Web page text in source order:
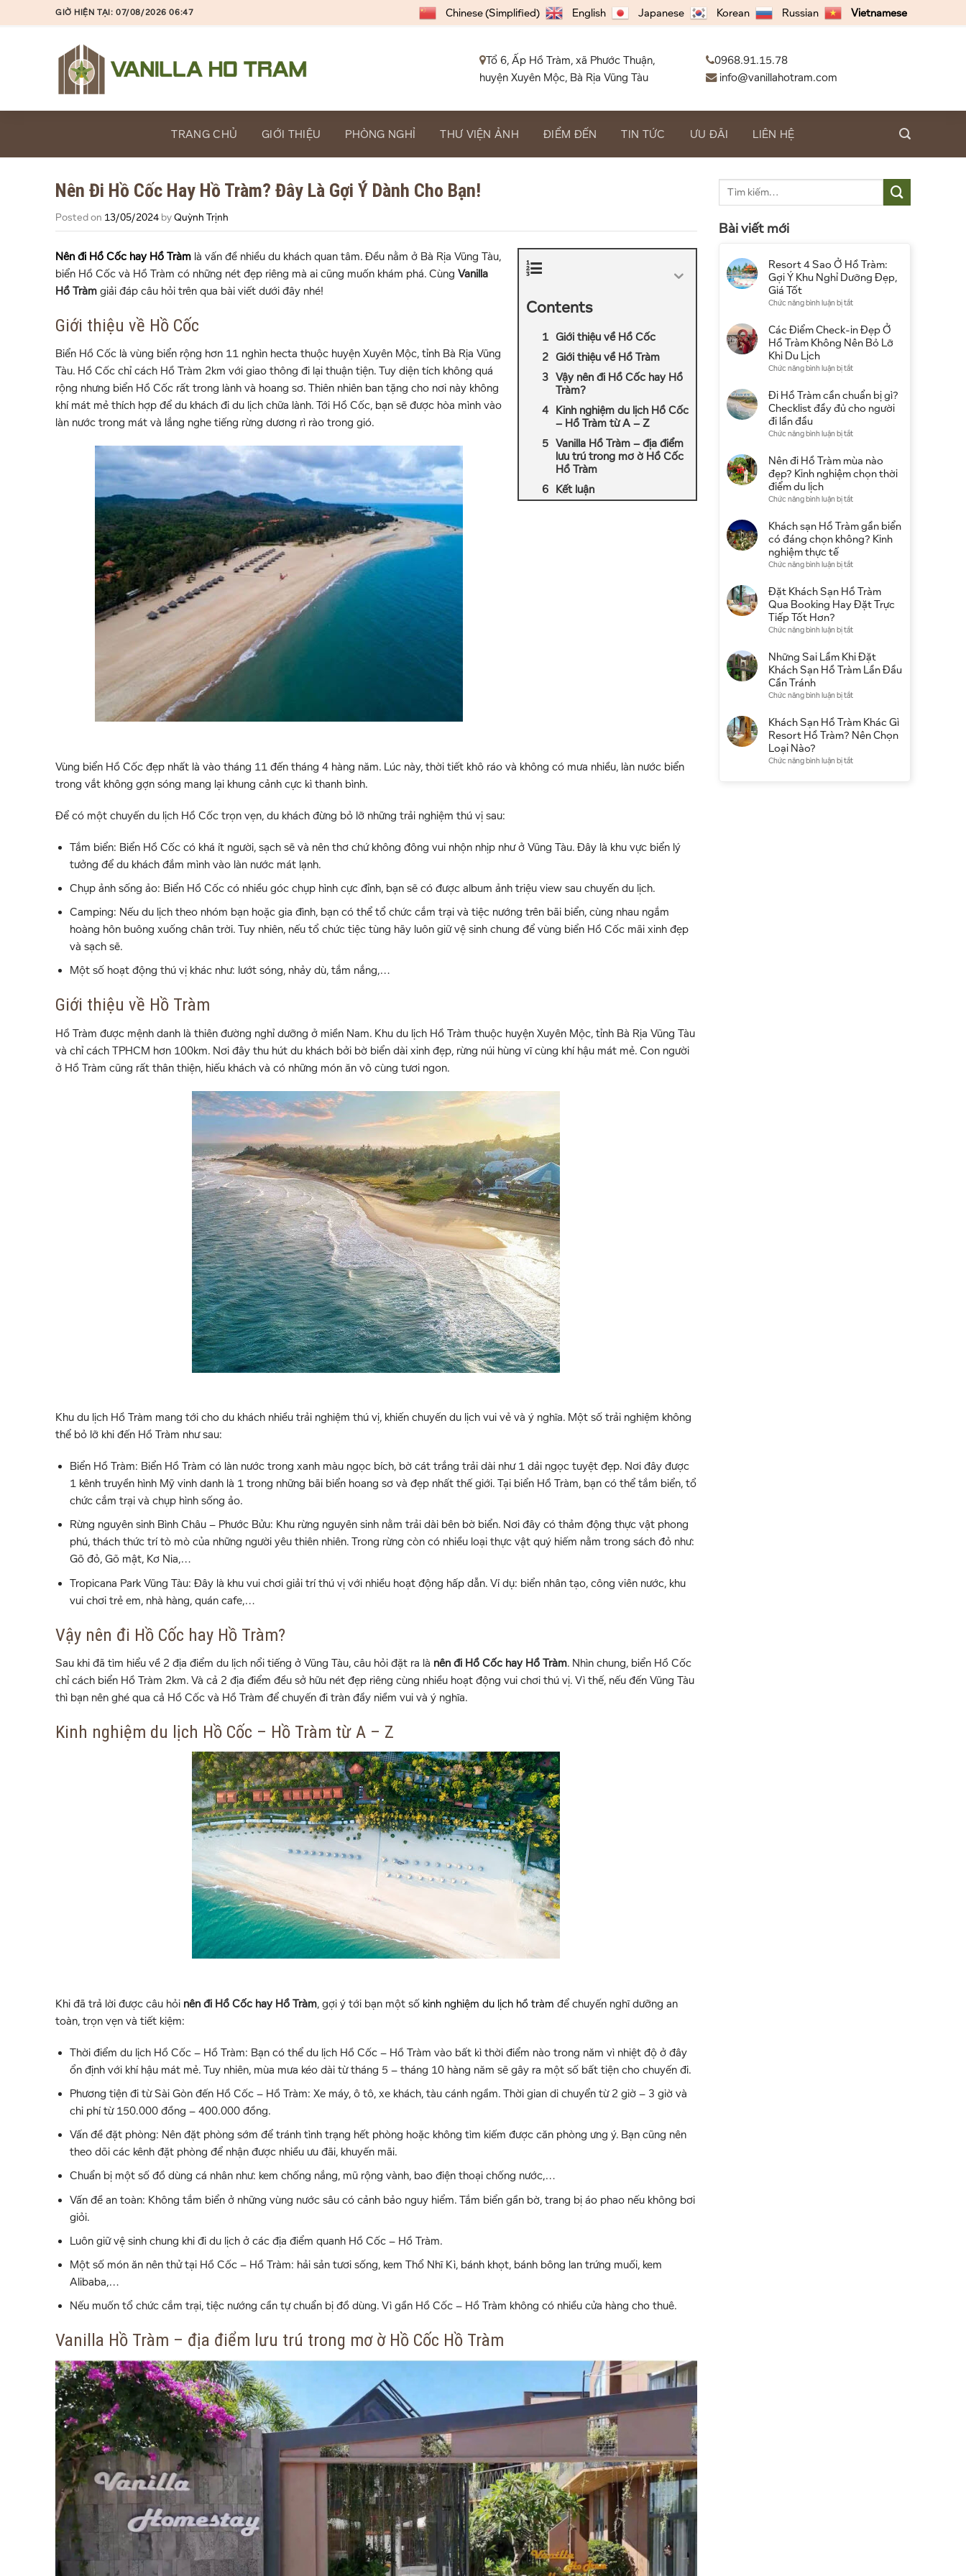
to
GIỜ HIỆN TẠI: 07/08/2026 06:47 Chinese (Simplified) English Japanese Korean Russian Vietnamese
Tổ 6, Ấp Hồ Tràm, xã Phước Thuận,
huyện Xuyên Mộc, Bà Rịa Vũng Tàu
0968.91.15.78
info@vanillahotram.com
TRANG CHỦ GIỚI THIỆU PHÒNG NGHỈ THƯ VIỆN ẢNH ĐIỂM ĐẾN TIN TỨC ƯU ĐÃI LIÊN HỆ
Nên Đi Hồ Cốc Hay Hồ Tràm? Đây Là Gợi Ý Dành Cho Bạn!
Posted on 13/05/2024 byQuỳnh Trịnh
Contents
Giới thiệu về Hồ Cốc
Giới thiệu về Hồ Tràm
Vậy nên đi Hồ Cốc hay Hồ
Tràm?
Kinh nghiệm du lịch Hồ Cốc
– Hồ Tràm từ A – Z
Vanilla Hồ Tràm – địa điểm
lưu trú trong mơ ờ Hồ Cốc
Hồ Tràm
Kết luận
Nên đi Hồ Cốc hay Hồ Tràm là vấn đề nhiều du khách quan tâm. Đều nằm ở Bà Rịa Vũng Tàu,
biển Hồ Cốc và Hồ Tràm có những nét đẹp riêng mà ai cũng muốn khám phá. Cùng Vanilla
Hồ Tràm giải đáp câu hỏi trên qua bài viết dưới đây nhé!
Giới thiệu về Hồ Cốc
Biển Hồ Cốc là vùng biển rộng hơn 11 nghìn hecta thuộc huyện Xuyên Mộc, tỉnh Bà Rịa Vũng
Tàu. Hồ Cốc chỉ cách Hồ Tràm 2km với giao thông đi lại thuận tiện. Tuy diện tích không quá
rộng nhưng biển Hồ Cốc rất trong lành và hoang sơ. Thiên nhiên ban tặng cho nơi này không
khí mát mẻ thích hợp để du khách đi du lịch chữa lành. Tới Hồ Cốc, bạn sẽ được hòa mình vào
làn nước trong mát và lắng nghe tiếng rừng dương rì rào trong gió.
Vùng biển Hồ Cốc đẹp nhất là vào tháng 11 đến tháng 4 hàng năm. Lúc này, thời tiết khô ráo và không có mưa nhiều, làn nước biển
trong vắt không gợn sóng mang lại khung cảnh cực kì thanh bình.
Để có một chuyến du lịch Hồ Cốc trọn vẹn, du khách đừng bỏ lỡ những trải nghiệm thú vị sau:
Tắm biển: Biển Hồ Cốc có khá ít người, sạch sẽ và nên thơ chứ không đông vui nhộn nhịp như ở Vũng Tàu. Đây là khu vực biển lý
tưởng để du khách đắm mình vào làn nước mát lạnh.
Chụp ảnh sống ảo: Biển Hồ Cốc có nhiều góc chụp hình cực đỉnh, bạn sẽ có được album ảnh triệu view sau chuyến du lịch.
Camping: Nếu du lịch theo nhóm bạn hoặc gia đình, bạn có thể tổ chức cắm trại và tiệc nướng trên bãi biển, cùng nhau ngắm
hoàng hôn buông xuống chân trời. Tuy nhiên, nếu tổ chức tiệc tùng hãy luôn giữ vệ sinh chung để vùng biển Hồ Cốc mãi xinh đẹp
và sạch sẽ.
Một số hoạt động thú vị khác như: lướt sóng, nhảy dù, tắm nắng,…
Giới thiệu về Hồ Tràm
Hồ Tràm được mệnh danh là thiên đường nghỉ dưỡng ở miền Nam. Khu du lịch Hồ Tràm thuộc huyện Xuyên Mộc, tỉnh Bà Rịa Vũng Tàu
và chỉ cách TPHCM hơn 100km. Nơi đây thu hút du khách bởi bờ biển dài xinh đẹp, rừng núi hùng vĩ cùng khí hậu mát mẻ. Con người
ở Hồ Tràm cũng rất thân thiện, hiếu khách và có những món ăn vô cùng tươi ngon.
Khu du lịch Hồ Tràm mang tới cho du khách nhiều trải nghiệm thú vị, khiến chuyến du lịch vui vẻ và ý nghĩa. Một số trải nghiệm không
thể bỏ lỡ khi đến Hồ Tràm như sau:
Biển Hồ Tràm: Biển Hồ Tràm có làn nước trong xanh màu ngọc bích, bờ cát trắng trải dài như 1 dải ngọc tuyệt đẹp. Nơi đây được
1 kênh truyền hình Mỹ vinh danh là 1 trong những bãi biển hoang sơ và đẹp nhất thế giới. Tại biển Hồ Tràm, bạn có thể tắm biển, tổ
chức cắm trại và chụp hình sống ảo.
Rừng nguyên sinh Bình Châu – Phước Bửu: Khu rừng nguyên sinh nằm trải dài bên bờ biển. Nơi đây có thảm động thực vật phong
phú, thách thức trí tò mò của những người yêu thiên nhiên. Trong rừng còn có nhiều loại thực vật quý hiếm nằm trong sách đỏ như:
Gõ đỏ, Gõ mật, Kơ Nia,…
Tropicana Park Vũng Tàu: Đây là khu vui chơi giải trí thú vị với nhiều hoạt động hấp dẫn. Ví dụ: biển nhân tạo, công viên nước, khu
vui chơi trẻ em, nhà hàng, quán cafe,…
Vậy nên đi Hồ Cốc hay Hồ Tràm?
Sau khi đã tìm hiểu về 2 địa điểm du lịch nổi tiếng ở Vũng Tàu, câu hỏi đặt ra là nên đi Hồ Cốc hay Hồ Tràm. Nhìn chung, biển Hồ Cốc
chỉ cách biển Hồ Tràm 2km. Và cả 2 địa điểm đều sở hữu nét đẹp riêng cùng nhiều hoạt động vui chơi thú vị. Vì thế, nếu đến Vũng Tàu
thì bạn nên ghé qua cả Hồ Cốc và Hồ Tràm để chuyến đi tràn đầy niềm vui và ý nghĩa.
Kinh nghiệm du lịch Hồ Cốc – Hồ Tràm từ A – Z
Khi đã trả lời được câu hỏi nên đi Hồ Cốc hay Hồ Tràm, gợi ý tới bạn một số kinh nghiệm du lịch hồ tràm để chuyến nghĩ dưỡng an
toàn, trọn vẹn và tiết kiệm:
Thời điểm du lịch Hồ Cốc – Hồ Tràm: Bạn có thể du lịch Hồ Cốc – Hồ Tràm vào bất kì thời điểm nào trong năm vì nhiệt độ ở đây
ổn định với khí hậu mát mẻ. Tuy nhiên, mùa mưa kéo dài từ tháng 5 – tháng 10 hàng năm sẽ gây ra một số bất tiện cho chuyến đi.
Phương tiện đi từ Sài Gòn đến Hồ Cốc – Hồ Tràm: Xe máy, ô tô, xe khách, tàu cánh ngầm. Thời gian di chuyển từ 2 giờ – 3 giờ và
chi phí từ 150.000 đồng – 400.000 đồng.
Vấn đề đặt phòng: Nên đặt phòng sớm để tránh tình trạng hết phòng hoặc không tìm kiếm được căn phòng ưng ý. Bạn cũng nên
theo dõi các kênh đặt phòng để nhận được nhiều ưu đãi, khuyến mãi.
Chuẩn bị một số đồ dùng cá nhân như: kem chống nắng, mũ rộng vành, bao điện thoại chống nước,…
Vấn đề an toàn: Không tắm biển ở những vùng nước sâu có cảnh bảo nguy hiểm. Tắm biển gần bờ, trang bị áo phao nếu không bơi
giỏi.
Luôn giữ vệ sinh chung khi đi du lịch ở các địa điểm quanh Hồ Cốc – Hồ Tràm.
Một số món ăn nên thử tại Hồ Cốc – Hồ Tràm: hải sản tươi sống, kem Thổ Nhĩ Kì, bánh khọt, bánh bông lan trứng muối, kem
Alibaba,…
Nếu muốn tổ chức cắm trại, tiệc nướng cần tự chuẩn bị đồ dùng. Vì gần Hồ Cốc – Hồ Tràm không có nhiều cửa hàng cho thuê.
Vanilla Hồ Tràm – địa điểm lưu trú trong mơ ờ Hồ Cốc Hồ Tràm
Bài viết mới
Resort 4 Sao Ở Hồ Tràm:
Gợi Ý Khu Nghỉ Dưỡng Đẹp,
Giá Tốt
Chức năng bình luận bị tắtở
4
Sao
Gợi
Ý
Khu
Dưỡng
Giá
Tốt
Các Điểm Check-in Đẹp Ở
Hồ Tràm Không Nên Bỏ Lỡ
Khi Du Lịch
Chức năng bình luận bị tắtở
Điểm
Check-
Tràm
Không
Bỏ
Khi
Du
Đi Hồ Tràm cần chuẩn bị gì?
Checklist đầy đủ cho người
đi lần đầu
Chức năng bình luận bị tắtở
Hồ
Tràm
Checklist
đầy
cho
đi
lần
Nên đi Hồ Tràm mùa nào
đẹp? Kinh nghiệm chọn thời
điểm du lịch
Chức năng bình luận bị tắtở
đi
Tràm
đẹp?
Kinh
nghiệm
thời
du
lịch
Khách sạn Hồ Tràm gần biển
có đáng chọn không? Kinh
nghiệm thực tế
Chức năng bình luận bị tắtở
sạn
Hồ
Tràm
đáng
chọn
Kinh
thực
tế
Đặt Khách Sạn Hồ Tràm
Qua Booking Hay Đặt Trực
Tiếp Tốt Hơn?
Chức năng bình luận bị tắtở
Khách
Sạn
Hay
Đặt
Tiếp
Những Sai Lầm Khi Đặt
Khách Sạn Hồ Tràm Lần Đầu
Cần Tránh
Chức năng bình luận bị tắtở
Sai
Lầm
Khách Sạn Hồ Tràm Khác Gì
Resort Hồ Tràm? Nên Chọn
Loại Nào?
Chức năng bình luận bị tắtở